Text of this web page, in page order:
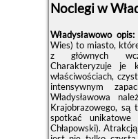
Noclegi w
Władysławowo opis:
Wies) to miasto,
z głównych
Charakteryzuje je
właściwościach,
intensywnym
Władysławowa
Krajobrazowego, są
spotkać
Chłapowski).